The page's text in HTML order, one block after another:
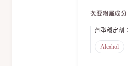
次要附屬成分
劑型穩定劑 ：
Alcohol